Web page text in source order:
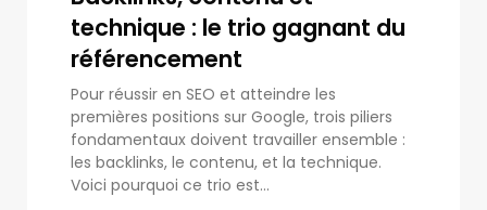
technique : le trio gagnant du
référencement
Pour réussir en SEO et atteindre les
premières positions sur Google, trois piliers
fondamentaux doivent travailler ensemble :
les backlinks, le contenu, et la technique.
Voici pourquoi ce trio est...